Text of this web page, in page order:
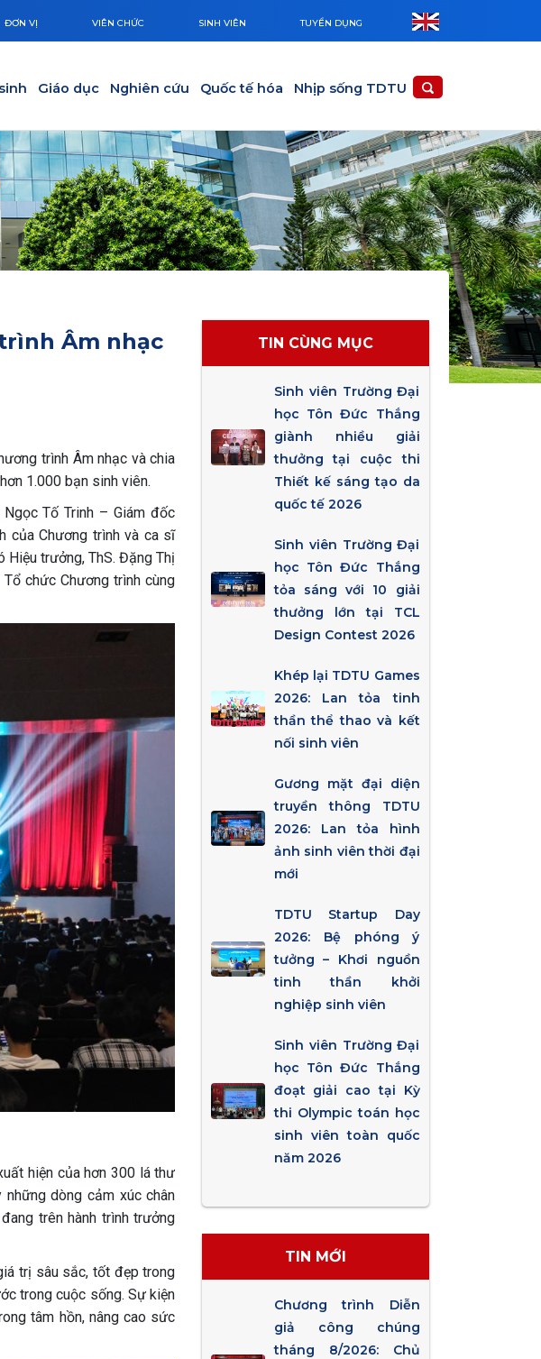
ĐƠN VỊ VIÊN CHỨC SINH VIÊN TUYỂN DỤNG
Giáo dục Nghiên cứu Quốc tế hóa Nhịp sống TDTU
Âm nhạc
trình Âm nhạc và chia
1.000 bạn sinh viên.
Tố Trinh – Giám đốc
của Chương trình và ca sĩ
Hiệu trưởng, ThS. Đặng Thị
chức Chương trình cùng
hiện của hơn 300 lá thư
dòng cảm xúc chân
trên hành trình trưởng
trị sâu sắc, tốt đẹp trong
trong cuộc sống. Sự kiện
tâm hồn, nâng cao sức
TIN CÙNG MỤC
Sinh viên Trường Đại
học Tôn Đức Thắng
giành nhiều giải
thưởng tại cuộc thi
Thiết kế sáng tạo da
quốc tế 2026
Sinh viên Trường Đại
học Tôn Đức Thắng
tỏa sáng với 10 giải
thưởng lớn tại TCL
Design Contest 2026
Khép lại TDTU Games
2026: Lan tỏa tinh
thần thể thao và kết
nối sinh viên
Gương mặt đại diện
truyền thông TDTU
2026: Lan tỏa hình
ảnh sinh viên thời đại
mới
TDTU Startup Day
2026: Bệ phóng ý
tưởng – Khơi nguồn
tinh thần khởi
nghiệp sinh viên
Sinh viên Trường Đại
học Tôn Đức Thắng
đoạt giải cao tại Kỳ
thi Olympic toán học
sinh viên toàn quốc
năm 2026
TIN MỚI
Chương trình Diễn
giả công chúng
tháng 8/2026: Chủ